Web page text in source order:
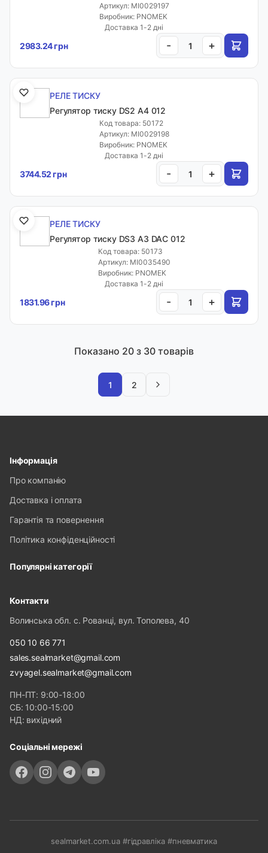
Артикул: MI0029197
Виробник: PNOMEK
Доставка 1-2 дні
2983.24 грн - +
РЕЛЕ ТИСКУ
Регулятор тиску DS2 A4 012
Код товара: 50172
Артикул: MI0029198
Виробник: PNOMEK
Доставка 1-2 дні
3744.52 грн - +
РЕЛЕ ТИСКУ
Регулятор тиску DS3 A3 DAC 012
Код товара: 50173
Артикул: MI0035490
Виробник: PNOMEK
Доставка 1-2 дні
1831.96 грн - +
Показано 20 з 30 товарів
1 2
Інформація
Про компанію
Доставка і оплата
Гарантія та повернення
Політика конфіденційності
Популярні категорії
Контакти
Волинська обл. с. Рованці, вул. Тополева, 40
050 10 66 771
sales.sealmarket@gmail.com
zvyagel.sealmarket@gmail.com
ПН-ПТ: 9:00-18:00
СБ: 10:00-15:00
НД: вихідний
Соціальні мережі
sealmarket.com.ua #гідравліка #пневматика